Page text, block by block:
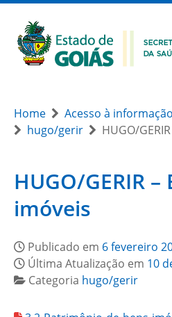
Home Acesso à informação
hugo/gerir
HUGO/
HUGO/GERIR –
imóveis
Publicado em 6 fevereiro
Última Atualização em 10
Categoria hugo/gerir